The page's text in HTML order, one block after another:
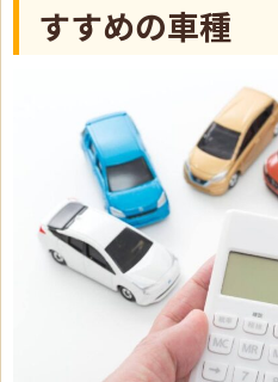
すすめの車種